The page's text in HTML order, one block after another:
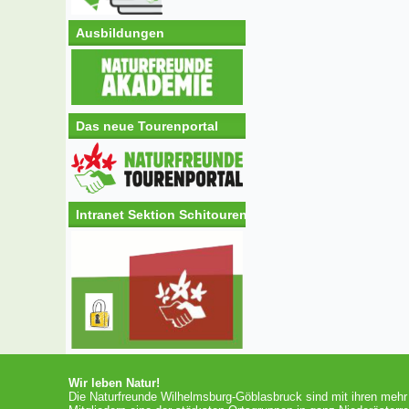
Ausbildungen
Das neue Tourenportal
Intranet Sektion Schitouren
Wir leben Natur!
Die Naturfreunde Wilhelmsburg-Göblasbruck sind mit ihren